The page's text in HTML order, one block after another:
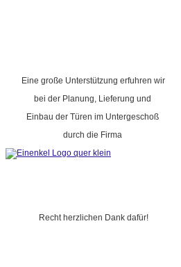
Eine große Unterstützung erfuhren wir
bei der Planung, Lieferung und
Einbau der Türen im Untergeschoß
durch die Firma
Recht herzlichen Dank dafür!